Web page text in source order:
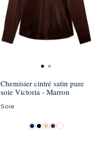
Chemisier cintré satin pure
soie Victoria - Marron
Soie